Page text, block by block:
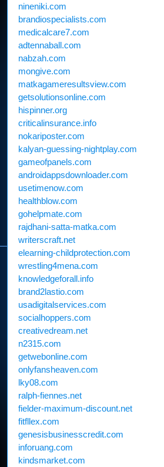
nineniki.com
brandiospecialists.com
medicalcare7.com
adtennaball.com
nabzah.com
mongive.com
matkagameresultsview.com
getsolutionsonline.com
hispinner.org
criticalinsurance.info
nokariposter.com
kalyan-guessing-nightplay.com
gameofpanels.com
androidappsdownloader.com
usetimenow.com
healthblow.com
gohelpmate.com
rajdhani-satta-matka.com
writerscraft.net
elearning-childprotection.com
wrestling4mena.com
knowledgeforall.info
brand2lastio.com
usadigitalservices.com
socialhoppers.com
creativedream.net
n2315.com
getwebonline.com
onlyfansheaven.com
lky08.com
ralph-fiennes.net
fielder-maximum-discount.net
fitfllex.com
genesisbusinesscredit.com
inforuang.com
kindsmarket.com